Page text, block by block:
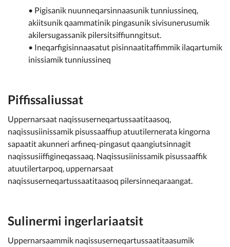
• Pigisanik nuunneqarsinnaasunik tunniussineq,
akiitsunik qaammatinik pingasunik sivisunerusumik
akilersugassanik pilersitsiffiunngitsut.
• Ineqarfigisinnaasatut pisinnaatitaffimmik ilaqartumik
inissiamik tunniussineq
Piffissaliussat
Uppernarsaat naqissuserneqartussaatitaasoq,
naqissusiinissamik pisussaaffiup atuutilernerata kingorna
sapaatit akunneri arfineq-pingasut qaangiutsinnagit
naqissusiiffigineqassaaq. Naqissusiinissamik pisussaaffik
atuutilertarpoq, uppernarsaat
naqissuserneqartussaatitaasoq pilersinneqaraangat.
Sulinermi ingerlariaatsit
Uppernarsaammik naqissuserneqartussaatitaasumik